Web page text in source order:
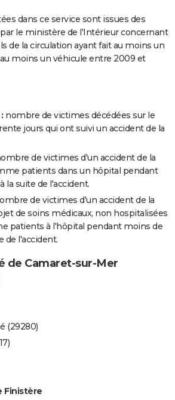
dans ce service sont issues des
le ministère de l'Intérieur concernant
de la circulation ayant fait au moins un
moins un véhicule entre 2009 et
nombre de victimes décédées sur le
jours qui ont suivi un accident de la
de victimes d'un accident de la
patients dans un hôpital pendant
la suite de l'accident.
de victimes d'un accident de la
de soins médicaux, non hospitalisées
patients à l'hôpital pendant moins de
de l'accident.
de Camaret-sur-Mer
(29280)
Finistère